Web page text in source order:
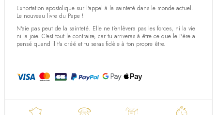
Exhortation apostolique sur l'appel à la sainteté dans le monde actuel.
Le nouveau livre du Pape !
N'aie pas peut de la sainteté. Elle ne t'enlèvera pas les forces, ni la vie
ni la joie. C'est tout le contraire, car tu arriveras à être ce que le Père a
pensé quand il t'a créé et tu seras fidèle à ton propre être.